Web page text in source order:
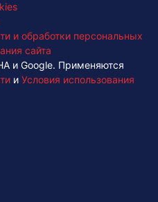
и обработки персональных
сайта
и Google. Применяются
и Условия использования